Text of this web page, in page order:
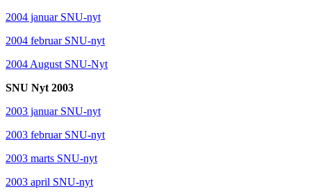
2004 januar SNU-nyt
2004 februar SNU-nyt
2004 August SNU-Nyt
SNU Nyt 2003
2003 januar SNU-nyt
2003 februar SNU-nyt
2003 marts SNU-nyt
2003 april SNU-nyt